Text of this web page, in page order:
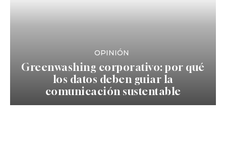
OPINIÓN
Greenwashing corporativo: por qué
los datos deben guiar la
comunicación sustentable